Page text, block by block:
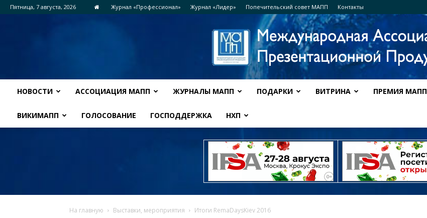
Пятница, 7 августа, 2026 Журнал «Профессионал» Журнал «Лидер» Попечительский совет МАПП Контакты
НОВОСТИ АССОЦИАЦИЯ МАПП ЖУРНАЛЫ МАПП ПОДАРКИ ВИТРИНА ПРЕМИЯ МАПП
ВИКИМАПП ГОЛОСОВАНИЕ ГОСПОДДЕРЖКА НХП
На главную Выставки, мероприятия Итоги RemaDaysKiev 2016